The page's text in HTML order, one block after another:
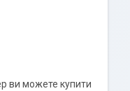
ви можете купити